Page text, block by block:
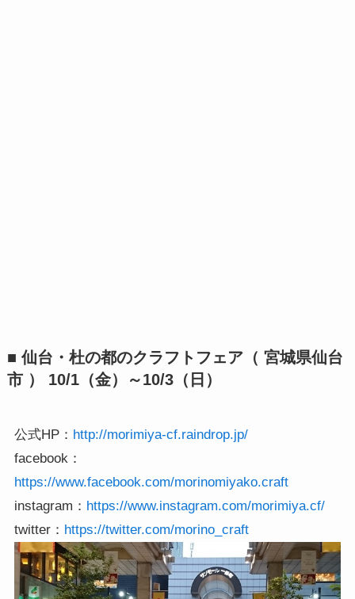
■ 仙台・杜の都のクラフトフェア（ 宮城県仙台
市 ） 10/1（金）～10/3（日）
公式HP： http://morimiya-cf.raindrop.jp/
facebook：
https://www.facebook.com/morinomiyako.craft
instagram： https://www.instagram.com/morimiya.cf/
twitter： https://twitter.com/morino_craft